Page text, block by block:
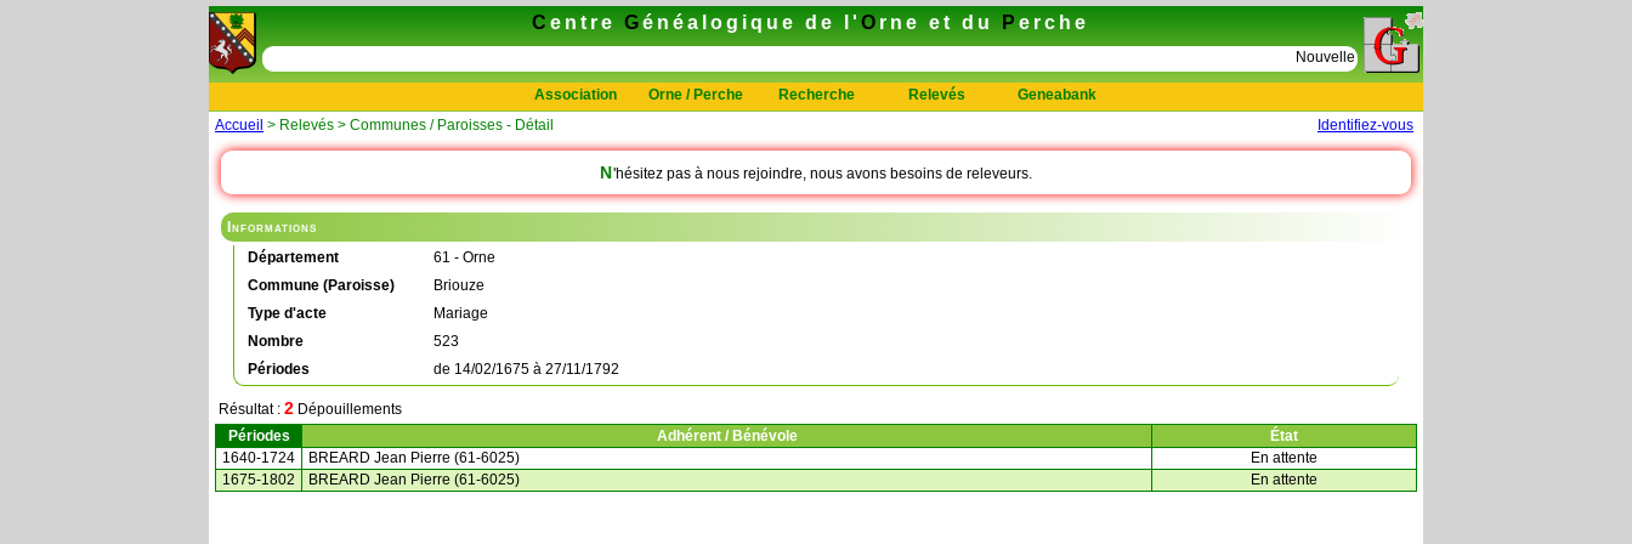
C entre Généalogique de l' O rne et du P erche
Nouvelles tables : 664 actes de D Le Cercueil
Association Orne / Perche Recherche Relevés
Geneabank
Accueil > Relevés > Communes / Paroisses - Détail Identifiez-vous
N'hésitez pas à nous rejoindre, nous avons besoins de releveurs.
Informations
Département
61 - Orne
Commune (Paroisse)
Briouze
Type d'acte
Mariage
Nombre
523
Périodes
de 14/02/1675 à 27/11/1792
Résultat : 2 Dépouillements
Périodes
Adhérent / Bénévole
État
1640-1724
BREARD Jean Pierre (61-6025)
En attente
1675-1802
BREARD Jean Pierre (61-6025) En attente